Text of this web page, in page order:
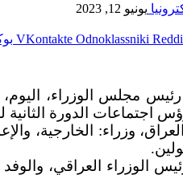
يونيو 12, 2023
Odnoklassniki
مجلس الوزراء،
الدورة الثانية
وزراء: الخارجية،
الوزراء العراقي،